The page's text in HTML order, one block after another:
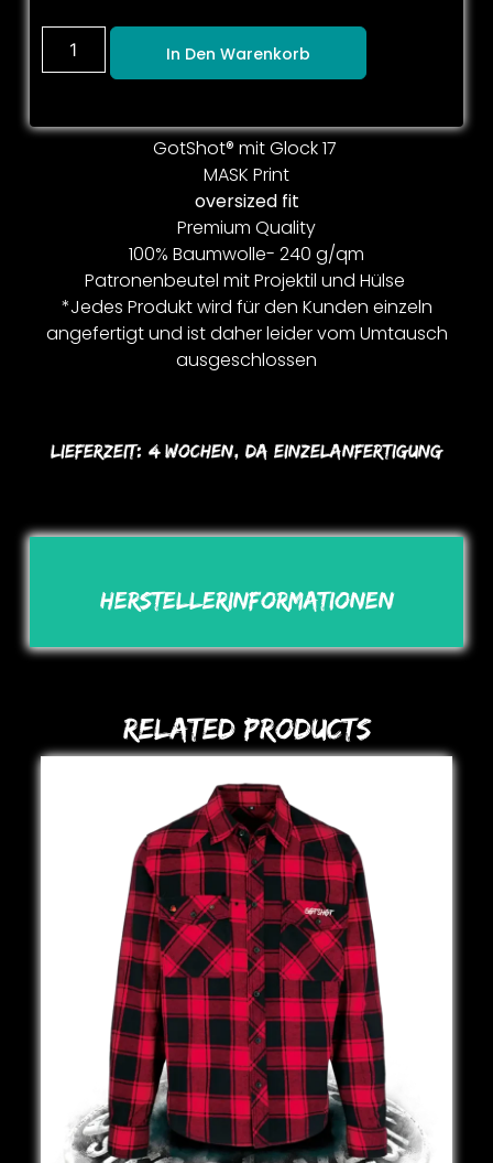
In Den Warenkorb
GotShot® mit Glock 17
MASK Print
oversized fit
Premium Quality
100% Baumwolle- 240 g/qm
Patronenbeutel mit Projektil und Hülse
*Jedes Produkt wird für den Kunden einzeln
angefertigt und ist daher leider vom Umtausch
ausgeschlossen
Lieferzeit: 4 Wochen, Da Einzelanfertigung
Herstellerinformationen
Related Products